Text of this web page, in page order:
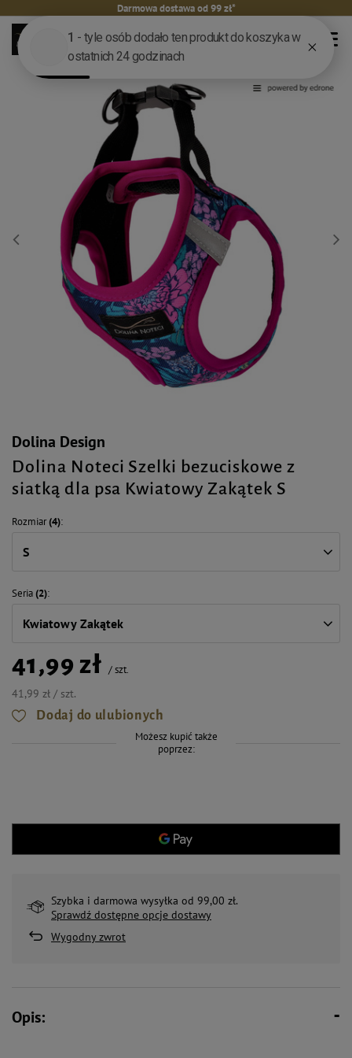
Darmowa dostawa od 99 zł*
Dolina Design
Dolina Noteci Szelki bezuciskowe z
siatką dla psa Kwiatowy Zakątek S
Rozmiar(4)
S
Seria(2)
Kwiatowy Zakątek
41,99 zł /szt.
41,99 zł / szt.
Dodaj do ulubionych
Możesz kupić także
poprzez:
Szybka i darmowa wysyłka od 99,00 zł.
Sprawdź dostępne opcje dostawy
Wygodny zwrot
Opis: